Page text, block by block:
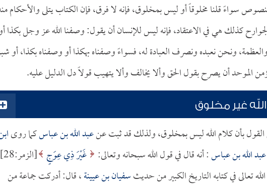
سواءً قلنا مخلوقاً أو ليس بمخلوق، فإنه لا فرق، فإن الكتاب يتلى والأحكام
كذلك هي في الاعتقاد، فإنه ليس للإنسان أن يقول: وصفنا الله عز وجل بكذا
والعظمة، ونحن نعبده ونصرف العبادة له، فسواءً وصفناه بهكذا أو وصفناه بكذا، أو
الموحد أن يصرح بقول الحق وألا يخالف وألا يتهيب قولاً دل الدليل عليه.
غير مخلوق
القول بأن كلام الله ليس بمخلوق، ولذلك قد ثبت عنعبد الله بن عباسكما روى
عبد الله بن عباس: أنه قال في قول الله سبحانه وتعالى: غَيْرَ ذِي عِوَجٍ
تعالى في كتابه التاريخ الكبير من حديثسفيان بن عيينة، قال: أدركت جماعة من